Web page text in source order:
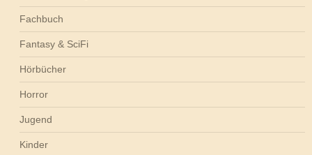
Fachbuch
Fantasy & SciFi
Hörbücher
Horror
Jugend
Kinder